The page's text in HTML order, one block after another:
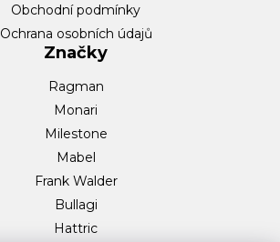
Obchodní podmínky
Ochrana osobních údajů
Značky
Ragman
Monari
Milestone
Mabel
Frank Walder
Bullagi
Hattric